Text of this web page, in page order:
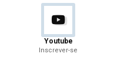
Youtube
Inscrever-se